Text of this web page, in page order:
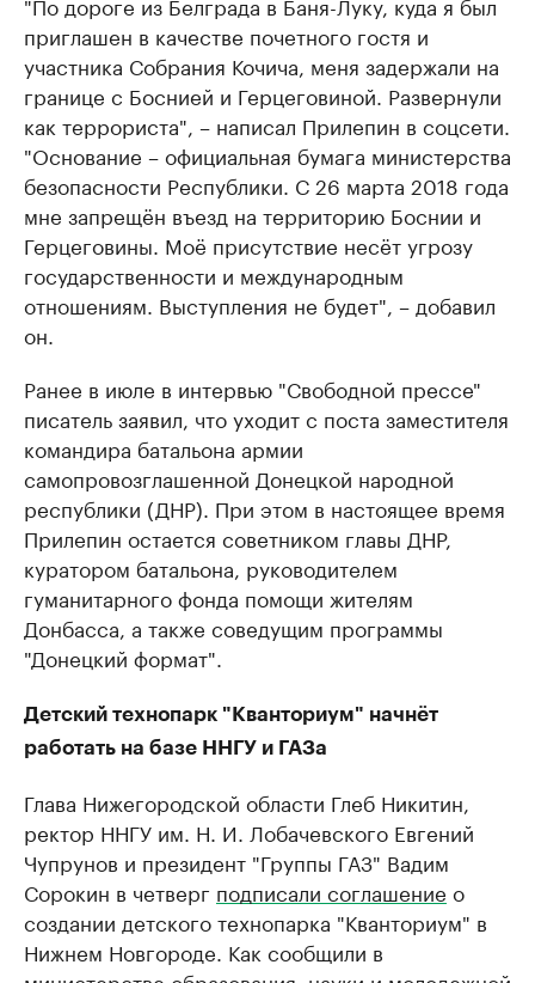
приглашен в качестве почетного гостя и
участника Собрания Кочича, меня задержали на
границе с Боснией и Герцеговиной. Развернули
как террориста", – написал Прилепин в соцсети.
"Основание – официальная бумага министерства
безопасности Республики. С 26 марта 2018 года
мне запрещён въезд на территорию Боснии и
Герцеговины. Моё присутствие несёт угрозу
государственности и международным
отношениям. Выступления не будет", – добавил
он.
Ранее в июле в интервью "Свободной прессе"
писатель заявил, что уходит с поста заместителя
командира батальона армии
самопровозглашенной Донецкой народной
республики (ДНР). При этом в настоящее время
Прилепин остается советником главы ДНР,
куратором батальона, руководителем
гуманитарного фонда помощи жителям
Донбасса, а также соведущим программы
"Донецкий формат".
Детский технопарк "Кванториум" начнёт
работать на базе ННГУ и ГАЗа
Глава Нижегородской области Глеб Никитин,
ректор ННГУ им. Н. И. Лобачевского Евгений
Чупрунов и президент "Группы ГАЗ" Вадим
Сорокин в четверг подписали соглашение о
создании детского технопарка "Кванториум" в
Нижнем Новгороде. Как сообщили в